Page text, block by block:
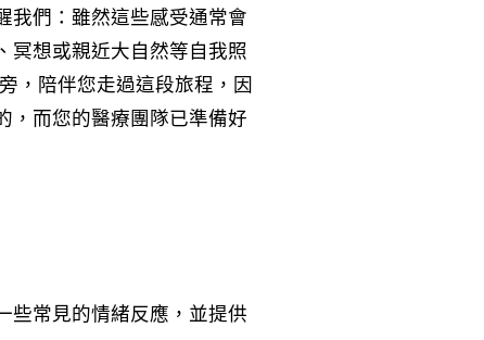
我們：雖然這些感受通常會
冥想或親近大自然等自我照
，陪伴您走過這段旅程，因
，而您的醫療團隊已準備好
些常見的情緒反應，並提供